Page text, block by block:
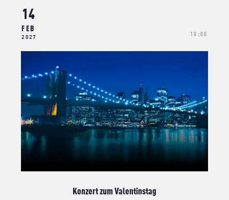
14
FEB
2027 18:00
Konzert zum Valentinstag